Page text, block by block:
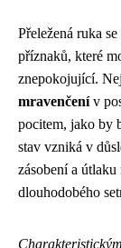
Přeležená ruka
příznaků, které
znepokojující.
mravenčenív
pocitem, jako by
stav vzniká v
zásobení a
dlouhodobého